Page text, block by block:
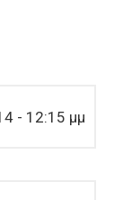
- 12:15 μμ